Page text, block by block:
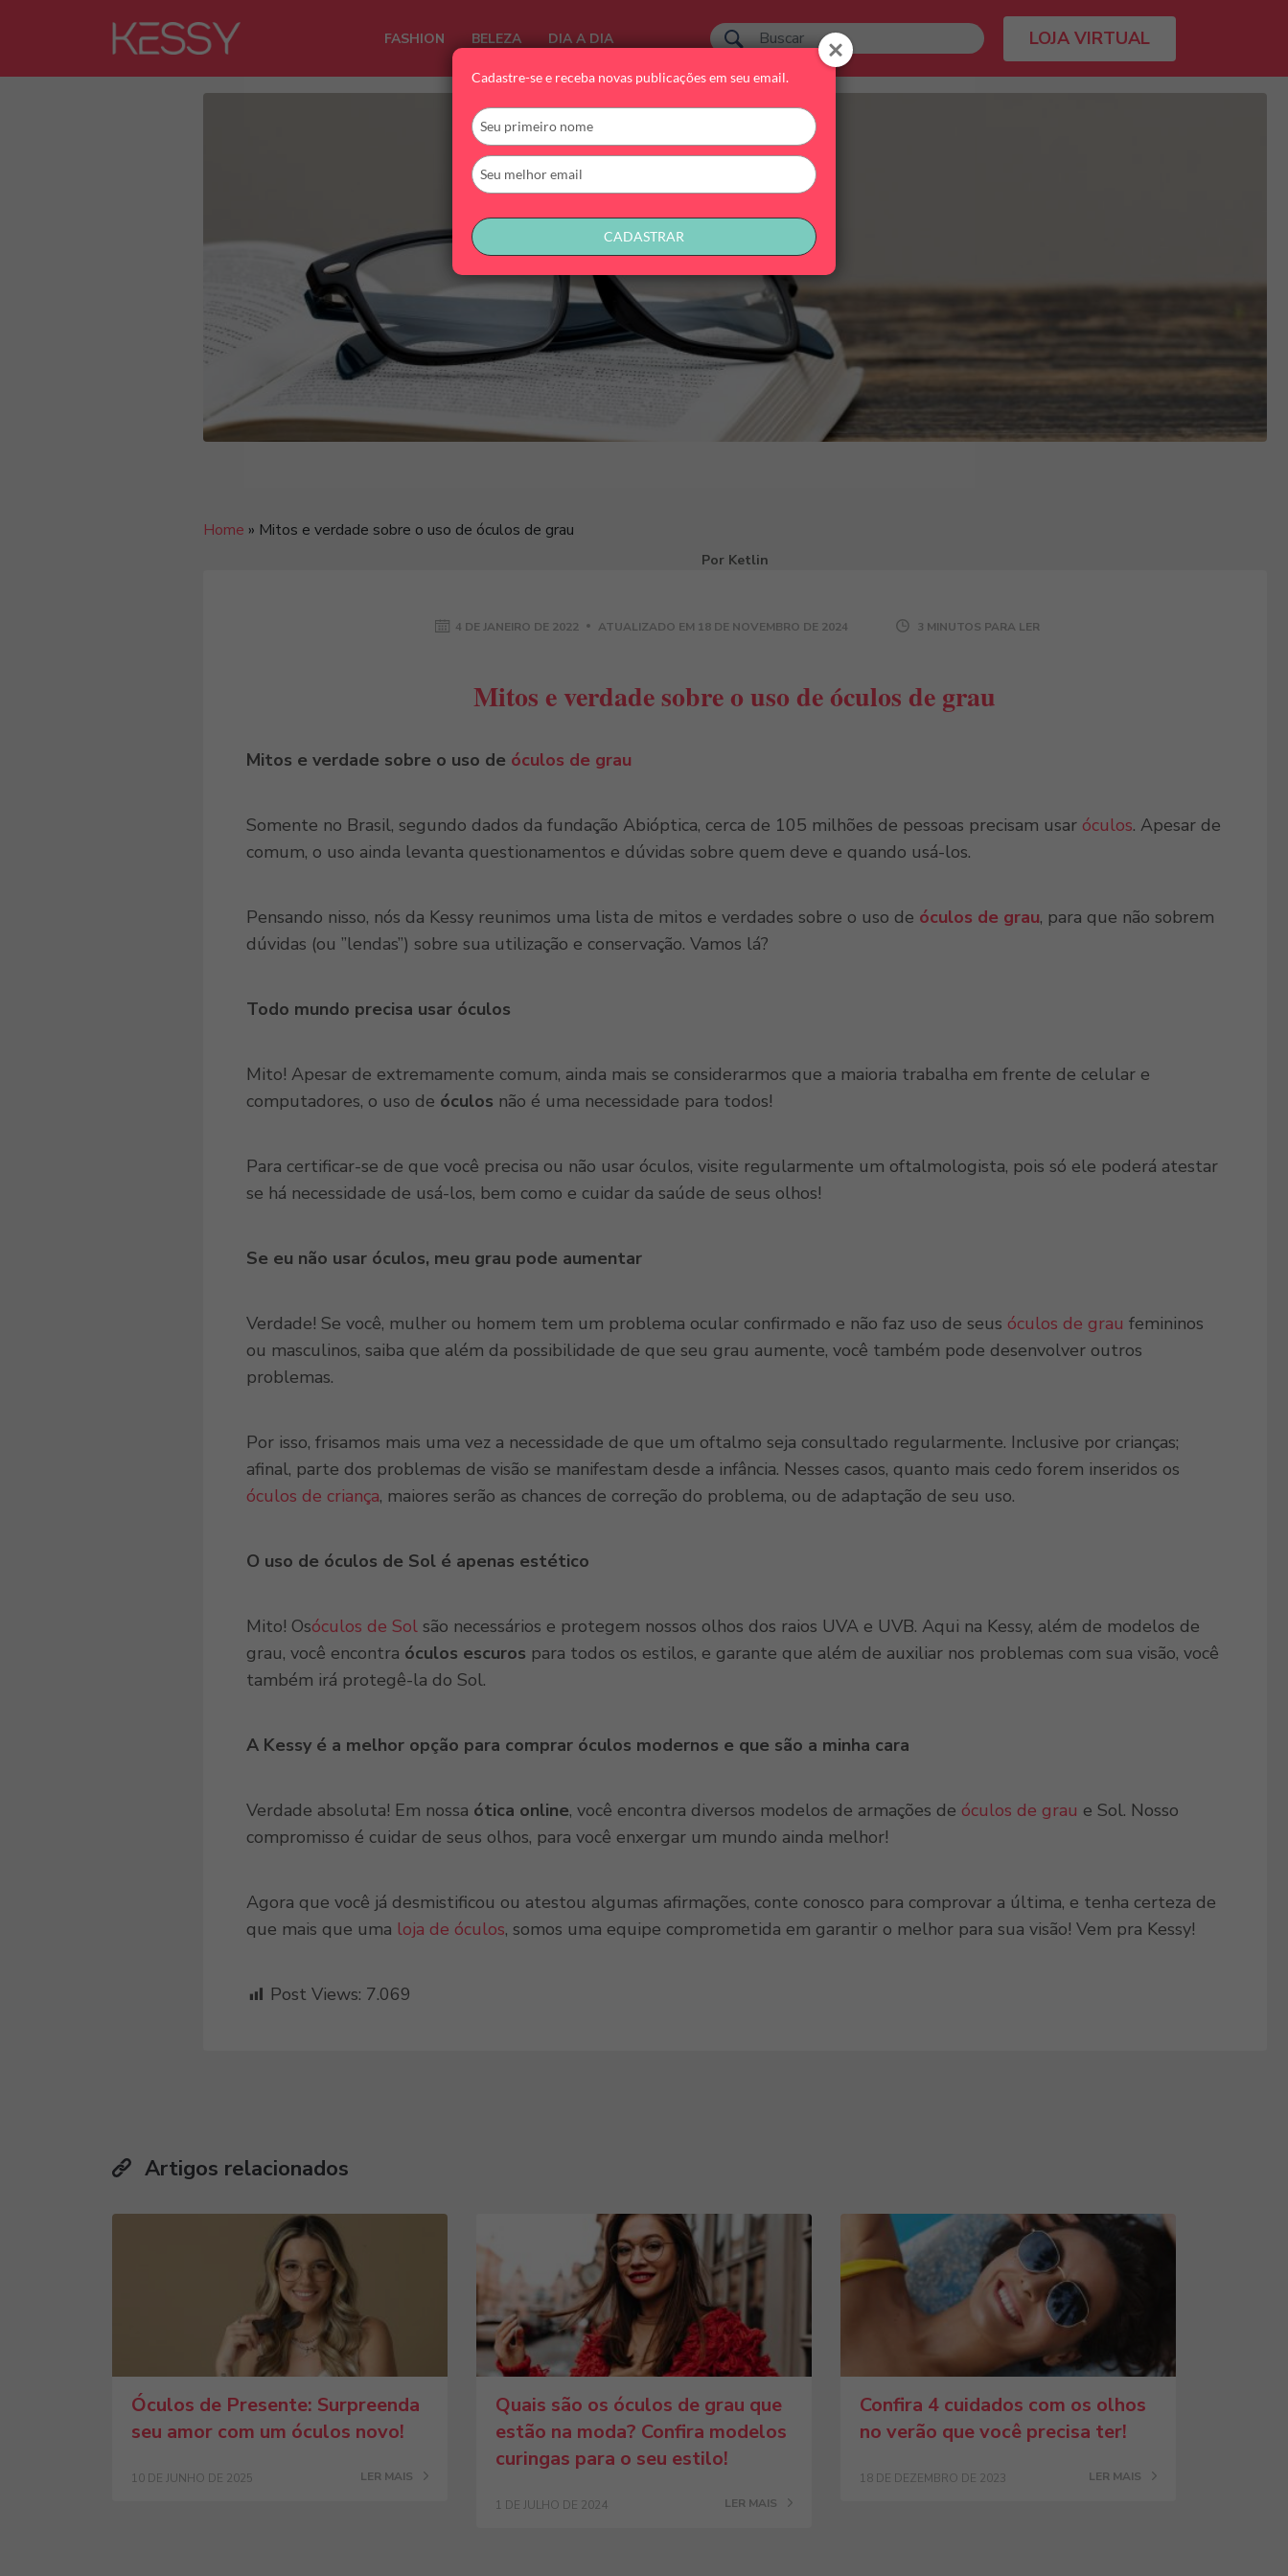
FASHION BELEZA DIA A DIA LOJA VIRTUAL
Home » Mitos e verdade sobre o uso de óculos de grau
Por Ketlin
4 DE JANEIRO DE 2022 ATUALIZADO EM 18 DE NOVEMBRO DE 2024 3 MINUTOS PARA LER
Mitos e verdade sobre o uso de óculos de grau
Mitos e verdade sobre o uso de óculos de grau
Somente no Brasil, segundo dados da fundação Abióptica, cerca de 105 milhões de pessoas precisam usar óculos. Apesar de
comum, o uso ainda levanta questionamentos e dúvidas sobre quem deve e quando usá-los.
Pensando nisso, nós da Kessy reunimos uma lista de mitos e verdades sobre o uso de óculos de grau, para que não sobrem
dúvidas (ou ”lendas”) sobre sua utilização e conservação. Vamos lá?
Todo mundo precisa usar óculos
Mito! Apesar de extremamente comum, ainda mais se considerarmos que a maioria trabalha em frente de celular e
computadores, o uso de óculos não é uma necessidade para todos!
Para certificar-se de que você precisa ou não usar óculos, visite regularmente um oftalmologista, pois só ele poderá atestar
se há necessidade de usá-los, bem como e cuidar da saúde de seus olhos!
Se eu não usar óculos, meu grau pode aumentar
Verdade! Se você, mulher ou homem tem um problema ocular confirmado e não faz uso de seus óculos de grau femininos
ou masculinos, saiba que além da possibilidade de que seu grau aumente, você também pode desenvolver outros
problemas.
Por isso, frisamos mais uma vez a necessidade de que um oftalmo seja consultado regularmente. Inclusive por crianças;
afinal, parte dos problemas de visão se manifestam desde a infância. Nesses casos, quanto mais cedo forem inseridos os
óculos de criança, maiores serão as chances de correção do problema, ou de adaptação de seu uso.
O uso de óculos de Sol é apenas estético
Mito! Osóculos de Solsão necessários e protegem nossos olhos dos raios UVA e UVB. Aqui na Kessy, além de modelos de
grau, você encontra óculos escuros para todos os estilos, e garante que além de auxiliar nos problemas com sua visão, você
também irá protegê-la do Sol.
A Kessy é a melhor opção para comprar óculos modernos e que são a minha cara
Verdade absoluta! Em nossa ótica online, você encontra diversos modelos de armações de óculos de grau e Sol. Nosso
compromisso é cuidar de seus olhos, para você enxergar um mundo ainda melhor!
Agora que você já desmistificou ou atestou algumas afirmações, conte conosco para comprovar a última, e tenha certeza de
que mais que uma loja de óculos, somos uma equipe comprometida em garantir o melhor para sua visão! Vem pra Kessy!
Post Views: 7.069
Artigos relacionados
Óculos de Presente: Surpreenda
seu amor com um óculos novo!
10 DE JUNHO DE 2025 LER MAIS
Quais são os óculos de grau que
estão na moda? Confira modelos
curingas para o seu estilo!
1 DE JULHO DE 2024 LER MAIS
Confira 4 cuidados com os olhos
no verão que você precisa ter!
18 DE DEZEMBRO DE 2023 LER MAIS
Cadastre-se e receba novas publicações em seu email.
Digite
seu
nome
Digite
seu
CADASTRAR